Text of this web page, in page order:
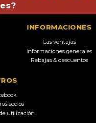
INFORMACIONES
Las ventajas
Informaciones generales
Rebajas & descuentos
socios
utilización